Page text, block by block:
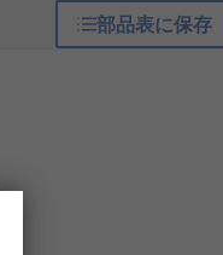
部品表に保存